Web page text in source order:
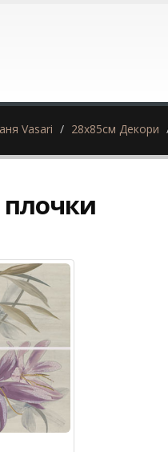
Vasari 28х85см Декори
плочки